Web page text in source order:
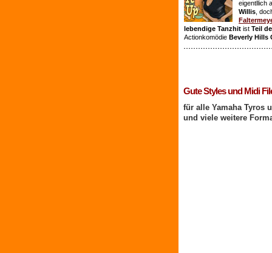
eigentllich
Willis ,
lebendige Tanzhit ist Teil
Actionkomödie Beverly Hills
Gute Styles und Midi
für alle Yamaha Tyros
und viele weitere